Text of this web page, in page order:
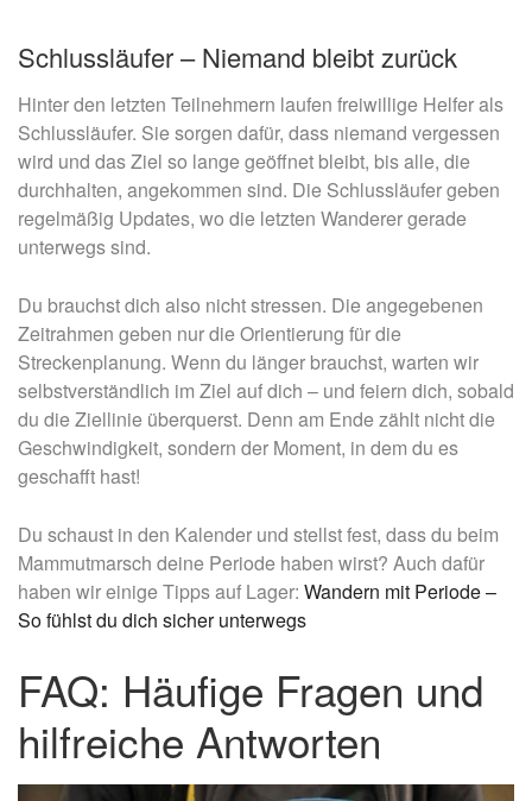
Schlussläufer – Niemand bleibt zurück
Hinter den letzten Teilnehmern laufen freiwillige Helfer als
Schlussläufer. Sie sorgen dafür, dass niemand vergessen
wird und das Ziel so lange geöffnet bleibt, bis alle, die
durchhalten, angekommen sind. Die Schlussläufer geben
regelmäßig Updates, wo die letzten Wanderer gerade
unterwegs sind.
Du brauchst dich also nicht stressen. Die angegebenen
Zeitrahmen geben nur die Orientierung für die
Streckenplanung. Wenn du länger brauchst, warten wir
selbstverständlich im Ziel auf dich – und feiern dich, sobald
du die Ziellinie überquerst. Denn am Ende zählt nicht die
Geschwindigkeit, sondern der Moment, in dem du es
geschafft hast!
Du schaust in den Kalender und stellst fest, dass du beim
Mammutmarsch deine Periode haben wirst? Auch dafür
haben wir einige Tipps auf Lager: Wandern mit Periode –
So fühlst du dich sicher unterwegs
FAQ: Häufige Fragen und
hilfreiche Antworten